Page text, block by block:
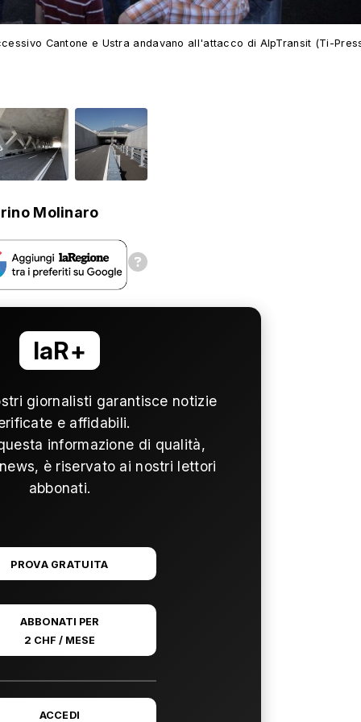
Cantone e Ustra andavano all'attacco di AlpTransit (Ti-
Molinaro
laR+
giornalisti garantisce notizie
e affidabili.
informazione di qualità,
è riservato ai nostri lettori
abbonati.
PROVA GRATUITA
ABBONATI PER
2 CHF / MESE
ACCEDI